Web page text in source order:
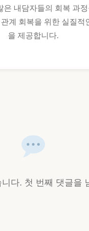
은 내담자들의 회복 과정
계 회복을 위한 실질적
을 제공합니다.
다. 첫 번째 댓글을